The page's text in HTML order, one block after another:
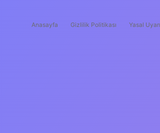
Anasayfa Gizlilik Politikası Yasal Uyarı